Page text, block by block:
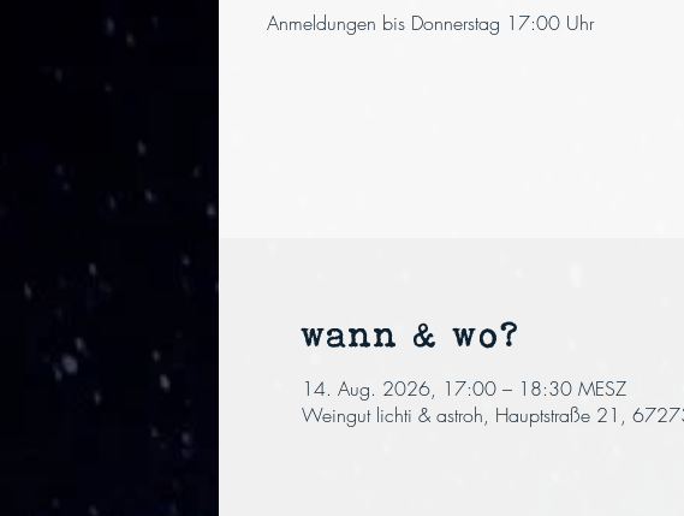
Anmeldungen bis Donnerstag 17:00 Uhr
wann & wo?
14. Aug. 2026, 17:00 – 18:30 MESZ
Weingut lichti & astroh, Hauptstraße 21,